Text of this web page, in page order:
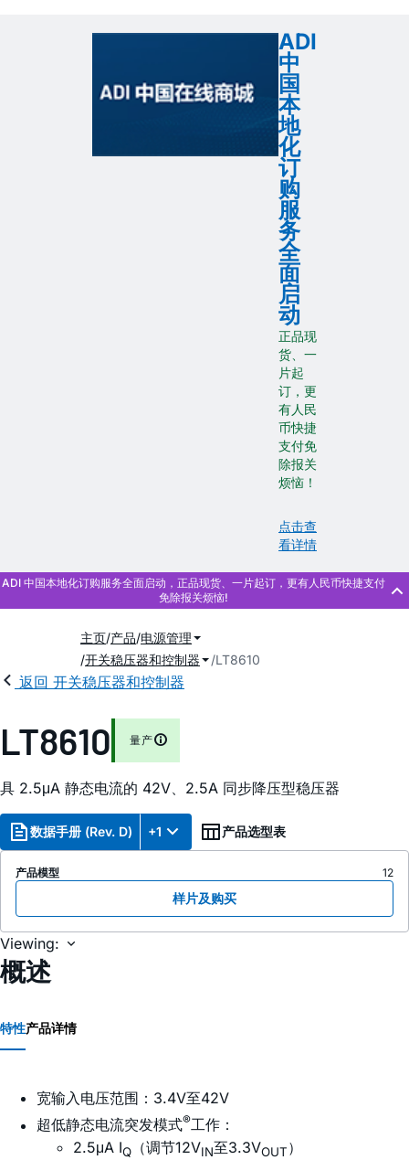
ADI
中
国
本
地
化
订
购
服
务
全
面
启
动
正品现
货、一
片起
订，更
有人民
币快捷
支付免
除报关
烦恼！
点击查
看详情
主页 产品 电源管理
开关稳压器和控制器
LT8610
返回 开关稳压器和控制器
LT8610 量产
具 2.5μA 静态电流的 42V、2.5A 同步降压型稳压器
数据手册 (Rev. D) +1 产品选型表
产品模型 12
样片及购买
Viewing:
概述
特性产品详情
宽输入电压范围：3.4V至42V
超低静态电流突发模式®工作：
2.5μA IQ （调节12VIN至3.3VOUT）